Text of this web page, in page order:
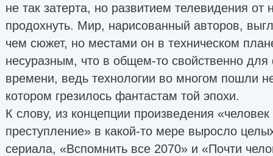
не так затерта, но развитием телевидения от
продохнуть. Мир, нарисованный авторов,
чем сюжет, но местами он в техническом
несуразным, что в общем-то свойственно для
времени, ведь технологии во многом пошли
котором грезилось фантастам той эпохи.
К слову, из концепции произведения
преступление» в какой-то мере выросло
сериала, «Вспомнить все 2070» и «Почти